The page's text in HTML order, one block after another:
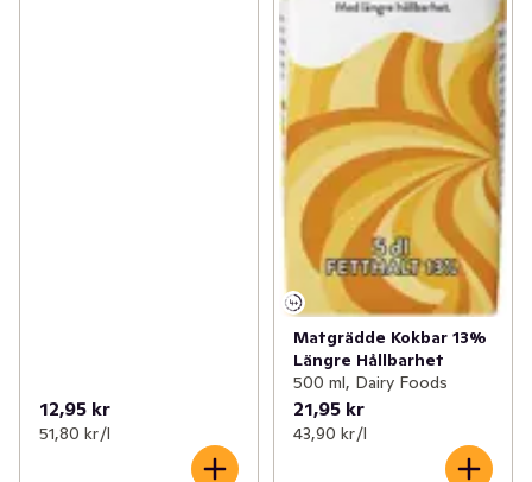
12,95 kr
51,80 kr /l
Matgrädde Kokbar 13%
Längre Hållbarhet
500 ml, Dairy Foods
21,95 kr
43,90 kr /l